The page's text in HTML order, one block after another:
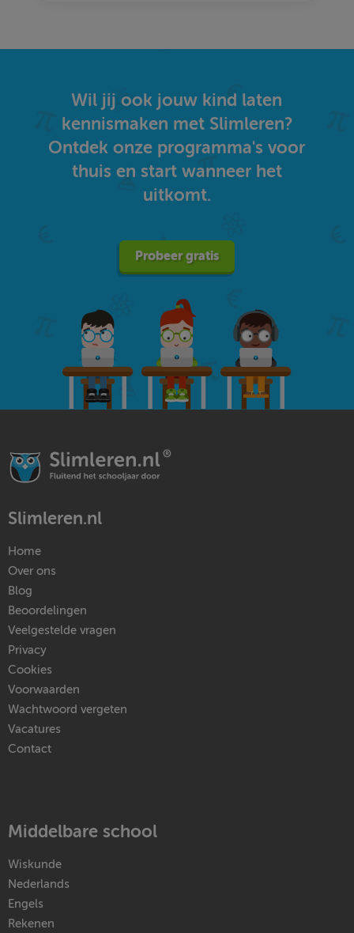
Wil jij ook jouw kind laten
kennismaken met Slimleren?
Ontdek onze programma's voor
thuis en start wanneer het
uitkomt.
Probeer gratis
Slimleren.nl
Home
Over ons
Blog
Beoordelingen
Veelgestelde vragen
Privacy
Cookies
Voorwaarden
Wachtwoord vergeten
Vacatures
Contact
Middelbare school
Wiskunde
Nederlands
Engels
Rekenen